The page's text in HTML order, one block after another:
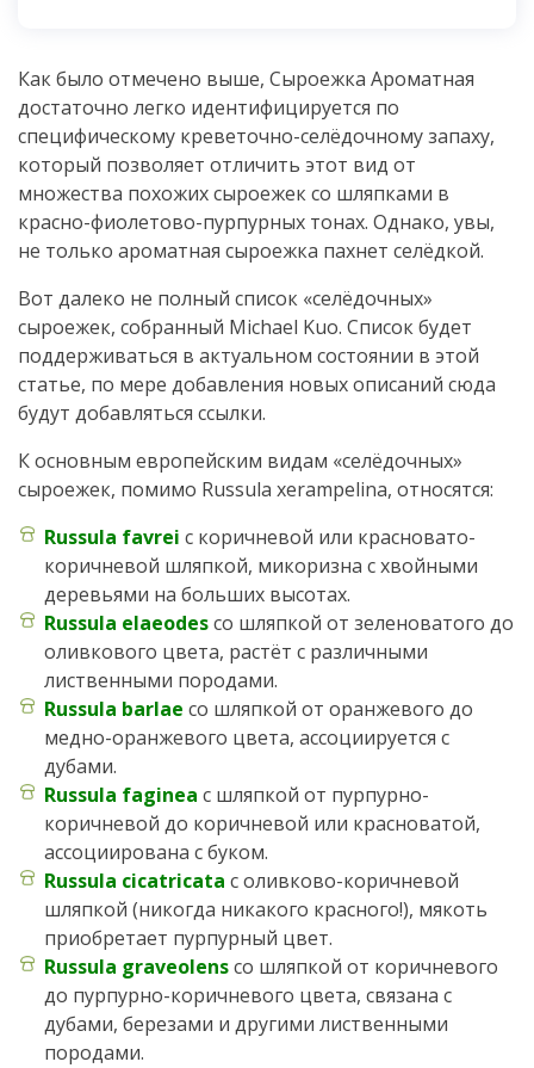
Как было отмечено выше, Сыроежка Ароматная
достаточно легко идентифицируется по
специфическому креветочно-селёдочному запаху,
который позволяет отличить этот вид от
множества похожих сыроежек со шляпками в
красно-фиолетово-пурпурных тонах. Однако, увы,
не только ароматная сыроежка пахнет селёдкой.
Вот далеко не полный список «селёдочных»
сыроежек, собранный Michael Kuo. Список будет
поддерживаться в актуальном состоянии в этой
статье, по мере добавления новых описаний сюда
будут добавляться ссылки.
К основным европейским видам «селёдочных»
сыроежек, помимо Russula xerampelina, относятся:
Russula favrei с коричневой или красновато-
коричневой шляпкой, микоризна с хвойными
деревьями на больших высотах.
Russula elaeodesсо шляпкой от зеленоватого до
оливкового цвета, растёт с различными
лиственными породами.
Russula barlae со шляпкой от оранжевого до
медно-оранжевого цвета, ассоциируется с
дубами.
Russula faginea с шляпкой от пурпурно-
коричневой до коричневой или красноватой,
ассоциирована с буком.
Russula cicatricata с оливково-коричневой
шляпкой (никогда никакого красного!), мякоть
приобретает пурпурный цвет.
Russula graveolensсо шляпкой от коричневого
до пурпурно-коричневого цвета, связана с
дубами, березами и другими лиственными
породами.